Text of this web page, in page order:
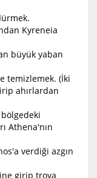
Kyreneia
büyük yaban
temizlemek. (İki
ahırlardan
Athena'nın
verdiği azgın
girip troya